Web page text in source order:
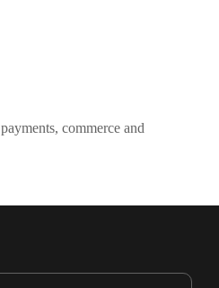
commerce and